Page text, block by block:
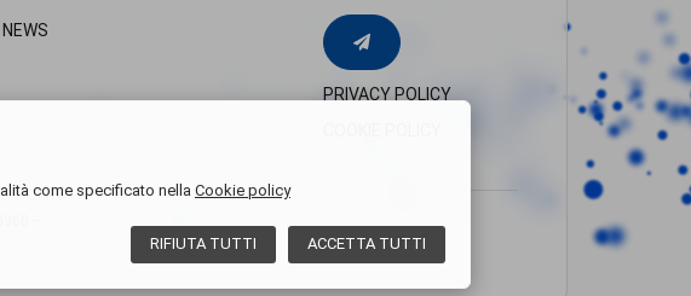
NEWS
PRIVACY POLICY
come specificato nella Cookie policy
ACCETTA TUTTI
RIFIUTA TUTTI